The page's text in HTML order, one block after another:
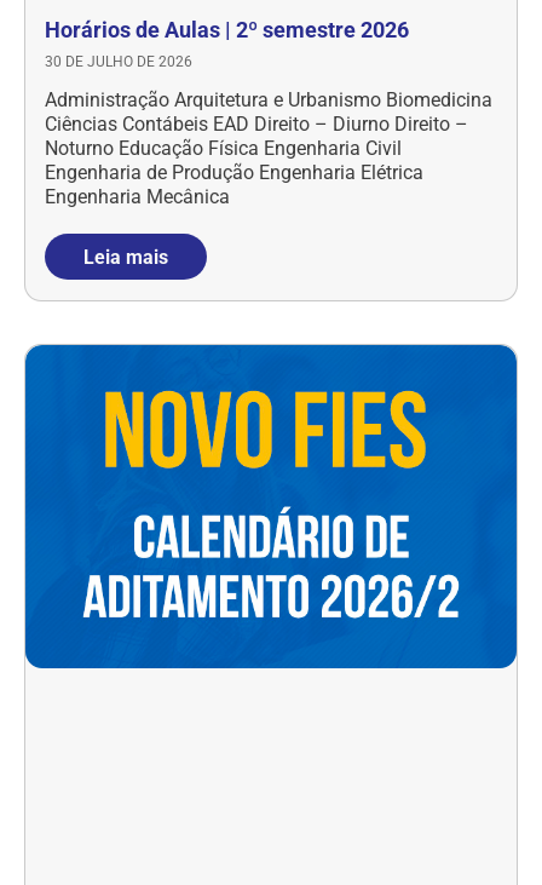
Horários de Aulas | 2º semestre 2026
30 DE JULHO DE 2026
Administração Arquitetura e Urbanismo Biomedicina
Ciências Contábeis EAD Direito – Diurno Direito –
Noturno Educação Física Engenharia Civil
Engenharia de Produção Engenharia Elétrica
Engenharia Mecânica
Leia mais